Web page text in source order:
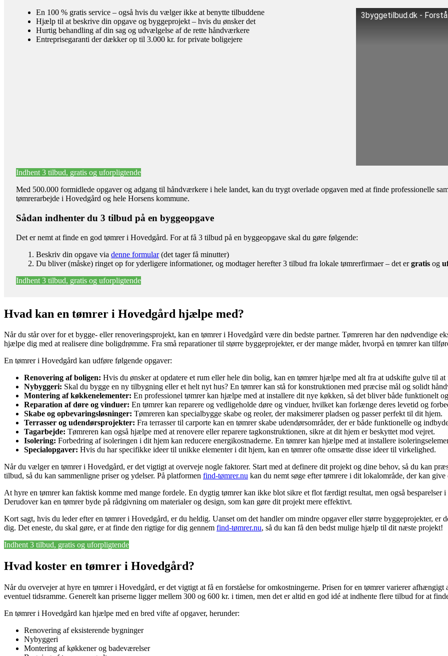
En 100 % gratis service – også hvis du vælger ikke at benytte tilbuddene
Hjælp til at beskrive din opgave og byggeprojekt – hvis du ønsker det
Hurtig behandling af din sag og udvælgelse af de rette håndværkere
Entreprisegaranti der dækker op til 3.000 kr. for private boligejere
3byggetilbud.dk -
Indhent 3 tilbud, gratis og uforpligtende
Med 500.000 formidlede opgaver og adgang til håndværkere i hele landet, kan du trygt overlade opgaven med at finde professionelle
tømrerarbejde i Hovedgård og hele Horsens kommune.
Sådan indhenter du 3 tilbud på en byggeopgave
Det er nemt at finde en god tømrer i Hovedgård. For at få 3 tilbud på en byggeopgave skal du gøre følgende:
Beskriv din opgave via denne formular(det tager få minutter)
Du bliver (måske) ringet op for yderligere informationer, og modtager herefter 3 tilbud fra lokale tømrerfirmaer – det ergratis og
Indhent 3 tilbud, gratis og uforpligtende
Hvad kan en tømrer i Hovedgård hjælpe med?
Når du står over for et bygge- eller renoveringsprojekt, kan en tømrer i Hovedgård være din bedste partner. Tømreren har den nødvendige
hjælpe dig med at realisere dine boligdrømme. Fra små reparationer til større byggeprojekter, er der mange måder, hvorpå en tømrer kan
En tømrer i Hovedgård kan udføre følgende opgaver:
Renovering af boligen: Hvis du ønsker at opdatere et rum eller hele din bolig, kan en tømrer hjælpe med alt fra at udskifte gulve til
Nybyggeri: Skal du bygge en ny tilbygning eller et helt nyt hus? En tømrer kan stå for konstruktionen med præcise mål og solidt
Montering af køkkenelementer: En professionel tømrer kan hjælpe med at installere dit nye køkken, så det bliver både funktionelt
Reparation af døre og vinduer: En tømrer kan reparere og vedligeholde døre og vinduer, hvilket kan forlænge deres levetid og
Skabe og opbevaringsløsninger: Tømreren kan specialbygge skabe og reoler, der maksimerer pladsen og passer perfekt til dit hjem.
Terrasser og udendørsprojekter: Fra terrasser til carporte kan en tømrer skabe udendørsområder, der er både funktionelle og
Tagarbejde: Tømreren kan også hjælpe med at renovere eller reparere tagkonstruktionen, sikre at dit hjem er beskyttet mod vejret.
Isolering: Forbedring af isoleringen i dit hjem kan reducere energikostnaderne. En tømrer kan hjælpe med at installere
Specialopgaver: Hvis du har specifikke ideer til unikke elementer i dit hjem, kan en tømrer ofte omsætte disse ideer til virkelighed.
Når du vælger en tømrer i Hovedgård, er det vigtigt at overveje nogle faktorer. Start med at definere dit projekt og dine behov, så du kan
tilbud, så du kan sammenligne priser og ydelser. På platformen find-tømrer.nu kan du nemt søge efter tømrere i dit lokalområde, der kan
At hyre en tømrer kan faktisk komme med mange fordele. En dygtig tømrer kan ikke blot sikre et flot færdigt resultat, men også
Derudover kan en tømrer byde på rådgivning om materialer og design, som kan gøre dit projekt mere effektivt.
Kort sagt, hvis du leder efter en tømrer i Hovedgård, er du heldig. Uanset om det handler om mindre opgaver eller større byggeprojekter, er
dig. Det eneste, du skal gøre, er at finde den rigtige for dig gennem find-tømrer.nu, så du kan få den bedst mulige hjælp til dit næste projekt!
Indhent 3 tilbud, gratis og uforpligtende
Hvad koster en tømrer i Hovedgård?
Når du overvejer at hyre en tømrer i Hovedgård, er det vigtigt at få en forståelse for omkostningerne. Prisen for en tømrer varierer
eventuel tidsramme. Generelt kan priserne ligger mellem 300 og 600 kr. i timen, men det er altid en god idé at indhente flere tilbud for at
En tømrer i Hovedgård kan hjælpe med en bred vifte af opgaver, herunder:
Renovering af eksisterende bygninger
Nybyggeri
Montering af køkkener og badeværelser